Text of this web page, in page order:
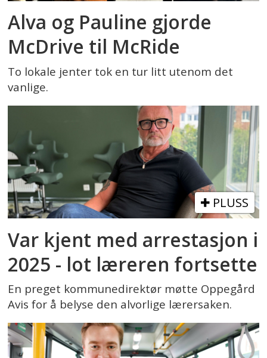
Alva og Pauline gjorde
McDrive til McRide
To lokale jenter tok en tur litt utenom det
vanlige.
PLUSS
Var kjent med arrestasjon i
2025 - lot læreren fortsette
En preget kommunedirektør møtte Oppegård
Avis for å belyse den alvorlige lærersaken.